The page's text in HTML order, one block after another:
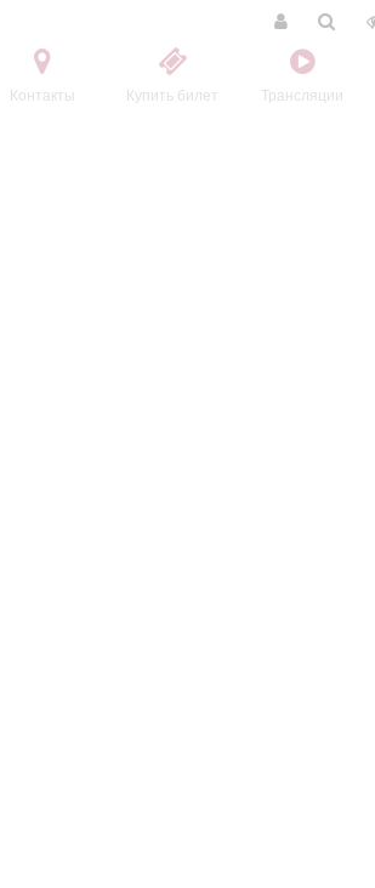
Контакты Купить билет Трансляции